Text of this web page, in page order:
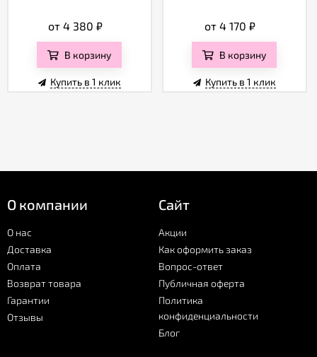
от 4 380 ₽
В корзину
Купить в 1 клик
от 4 170₽
В корзину
Купить в 1 клик
О компании
О нас
Доставка
Оплата
Возврат товара
Гарантии
Отзывы
Сайт
Акции
Как оформить заказ
Вопрос-ответ
Публичная оферта
Политика
конфиденциальности
Блог